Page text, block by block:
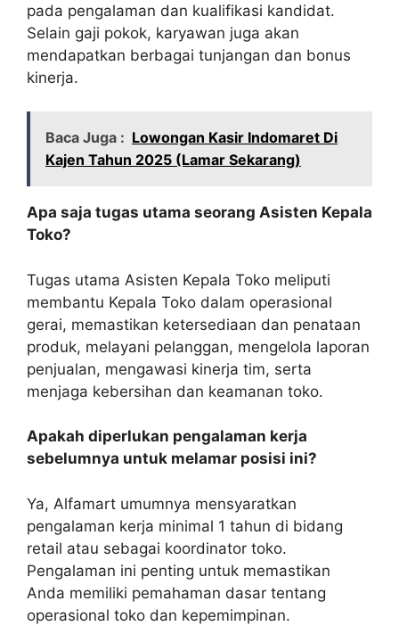
pada pengalaman dan kualifikasi kandidat.
Selain gaji pokok, karyawan juga akan
mendapatkan berbagai tunjangan dan bonus
kinerja.
Baca Juga : Lowongan Kasir Indomaret Di
Kajen Tahun 2025 (Lamar Sekarang)
Apa saja tugas utama seorang Asisten Kepala
Toko?
Tugas utama Asisten Kepala Toko meliputi
membantu Kepala Toko dalam operasional
gerai, memastikan ketersediaan dan penataan
produk, melayani pelanggan, mengelola laporan
penjualan, mengawasi kinerja tim, serta
menjaga kebersihan dan keamanan toko.
Apakah diperlukan pengalaman kerja
sebelumnya untuk melamar posisi ini?
Ya, Alfamart umumnya mensyaratkan
pengalaman kerja minimal 1 tahun di bidang
retail atau sebagai koordinator toko.
Pengalaman ini penting untuk memastikan
Anda memiliki pemahaman dasar tentang
operasional toko dan kepemimpinan.